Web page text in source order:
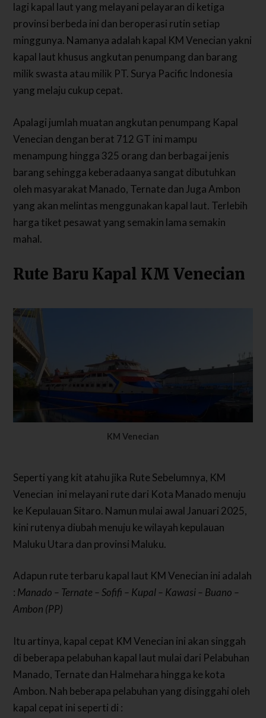
lagi kapal laut yang melayani pelayaran di ketiga
provinsi berbeda ini dan beroperasi rutin setiap
minggunya. Namanya adalah kapal KM Venecian yakni
kapal laut khusus angkutan penumpang dan barang
milik swasta atau milik PT. Surya Pacific Indonesia
yang melaju cukup cepat.
Apalagi jumlah muatan angkutan penumpang Kapal
Venecian dengan berat 712 GT ini mampu
menampung hingga 325 orang dan berbagai jenis
barang sehingga keberadaanya sangat dibutuhkan
oleh masyarakat Manado, Ternate dan Juga Ambon
yang akan melintas menggunakan kapal laut. Terlebih
harga tiket pesawat yang semakin lama semakin
mahal.
Rute Baru Kapal KM Venecian
KM Venecian
Seperti yang kit atahu jika Rute Sebelumnya, KM
Venecian ini melayani rute dari Kota Manado menuju
ke Kepulauan Sitaro. Namun mulai awal Januari 2025,
kini rutenya diubah menuju ke wilayah kepulauan
Maluku Utara dan provinsi Maluku.
Adapun rute terbaru kapal laut KM Venecian ini adalah
: Manado – Ternate – Sofifi – Kupal – Kawasi – Buano –
Ambon (PP)
Itu artinya, kapal cepat KM Venecian ini akan singgah
di beberapa pelabuhan kapal laut mulai dari Pelabuhan
Manado, Ternate dan Halmehara hingga ke kota
Ambon. Nah beberapa pelabuhan yang disinggahi oleh
kapal cepat ini seperti di :